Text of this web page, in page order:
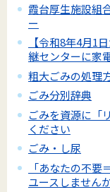
霞台厚生施設組
ー
【令和8年4月1
継センターに家
粗大ごみの処理
ごみ分別辞典
ごみを資源に「
ください
ごみ・し尿
「あなたの不
ユースしません